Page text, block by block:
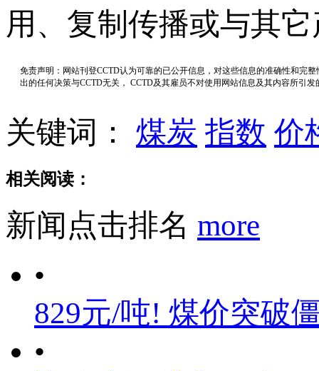
用、复制传播或与其
免责声明：网站刊登CCTD认为可靠的已公开信息，对这些信息的准确性和完
出的任何决策与CCTD无关， CCTD及其雇员不对使用网站信息及其内容所引
关键词： 煤炭 指数 价
相关阅读：
新闻点击排名 more
•
829元/吨! 煤价突破
•